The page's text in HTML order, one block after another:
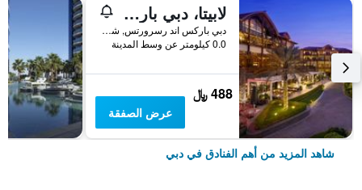
لابيتا، دبي باركس آند ريزورتس، أوتوغراف كوليكشن
دبي باركس اند رسرورتس, شارع الشيخ زايد, دبي, الامارات العربية المتحدة
0.0 كيلومتر عن وسط المدينة
488 ﷼
عرض الصفقة
شاهد المزيد من أهم الفنادق في دبي